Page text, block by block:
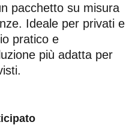
pacchetto su misura
Ideale per privati e
pratico e
più adatta per